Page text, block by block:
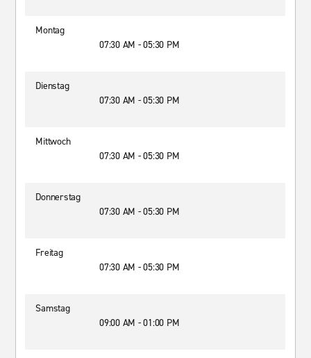
Montag
07:30 AM - 05:30 PM
Dienstag
07:30 AM - 05:30 PM
Mittwoch
07:30 AM - 05:30 PM
Donnerstag
07:30 AM - 05:30 PM
Freitag
07:30 AM - 05:30 PM
Samstag
09:00 AM - 01:00 PM